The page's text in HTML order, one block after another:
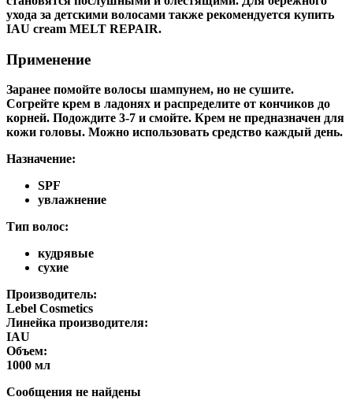
ухода за детскими волосами также рекомендуется купить
IAU cream MELT REPAIR.
Применение
Заранее помойте волосы шампунем, но не сушите.
Согрейте крем в ладонях и распределите от кончиков до
корней. Подождите 3-7 и смойте. Крем не предназначен для
кожи головы. Можно использовать средство каждый день.
Назначение:
SPF
увлажнение
Тип волос:
кудрявые
сухие
Производитель:
Lebel Cosmetics
Линейка производителя:
IAU
Объем:
1000 мл
Сообщения не найдены